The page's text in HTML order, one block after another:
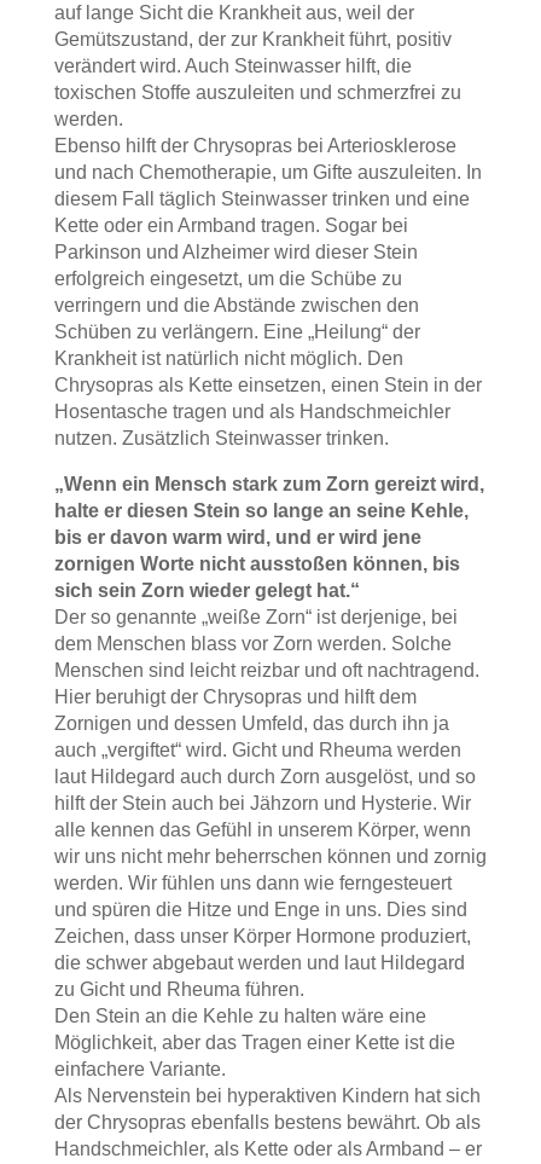
auf lange Sicht die Krankheit aus, weil der
Gemütszustand, der zur Krankheit führt, positiv
verändert wird. Auch Steinwasser hilft, die
toxischen Stoffe auszuleiten und schmerzfrei zu
werden.
Ebenso hilft der Chrysopras bei Arteriosklerose
und nach Chemotherapie, um Gifte auszuleiten. In
diesem Fall täglich Steinwasser trinken und eine
Kette oder ein Armband tragen. Sogar bei
Parkinson und Alzheimer wird dieser Stein
erfolgreich eingesetzt, um die Schübe zu
verringern und die Abstände zwischen den
Schüben zu verlängern. Eine „Heilung“ der
Krankheit ist natürlich nicht möglich. Den
Chrysopras als Kette einsetzen, einen Stein in der
Hosentasche tragen und als Handschmeichler
nutzen. Zusätzlich Steinwasser trinken.
„Wenn ein Mensch stark zum Zorn gereizt wird,
halte er diesen Stein so lange an seine Kehle,
bis er davon warm wird, und er wird jene
zornigen Worte nicht ausstoßen können, bis
sich sein Zorn wieder gelegt hat.“
Der so genannte „weiße Zorn“ ist derjenige, bei
dem Menschen blass vor Zorn werden. Solche
Menschen sind leicht reizbar und oft nachtragend.
Hier beruhigt der Chrysopras und hilft dem
Zornigen und dessen Umfeld, das durch ihn ja
auch „vergiftet“ wird. Gicht und Rheuma werden
laut Hildegard auch durch Zorn ausgelöst, und so
hilft der Stein auch bei Jähzorn und Hysterie. Wir
alle kennen das Gefühl in unserem Körper, wenn
wir uns nicht mehr beherrschen können und zornig
werden. Wir fühlen uns dann wie ferngesteuert
und spüren die Hitze und Enge in uns. Dies sind
Zeichen, dass unser Körper Hormone produziert,
die schwer abgebaut werden und laut Hildegard
zu Gicht und Rheuma führen.
Den Stein an die Kehle zu halten wäre eine
Möglichkeit, aber das Tragen einer Kette ist die
einfachere Variante.
Als Nervenstein bei hyperaktiven Kindern hat sich
der Chrysopras ebenfalls bestens bewährt. Ob als
Handschmeichler, als Kette oder als Armband – er